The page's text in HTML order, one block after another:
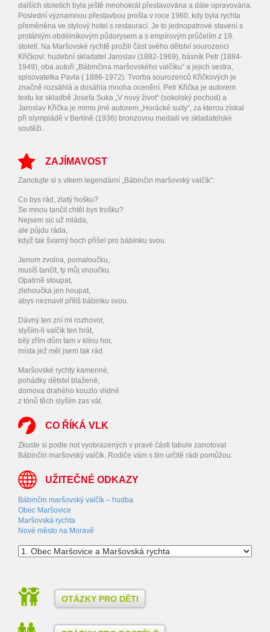
dalších stoletích byla ještě mnohokrát přestavována a dále opravována.
Poslední významnou přestavbou prošla v roce 1960, kdy byla rychta
přeměněna ve stylový hotel s restaurací. Je to jednopatrové stavení s
protáhlým obdélníkovým půdorysem a s empírovým průčelím z 19.
století. Na Maršovské rychtě prožili část svého dětství sourozenci
Křičkovi: hudební skladatel Jaroslav (1882-1969), básník Petr (1884-
1949), oba autoři „Bábinčina maršovského valčíku“ a jejich sestra,
spisovatelka Pavla ( 1886-1972). Tvorba sourozenců Křičkových je
značně rozsáhlá a dosáhla mnoha ocenění. Petr Křička je autorem
textu ke skladbě Josefa Suka „V nový život“ (sokolský pochod) a
Jaroslav Křička je mimo jiné autorem „Horácké suity“, za kterou získal
při olympiádě v Berlíně (1936) bronzovou medaili ve skladatelské
soutěži.
ZAJÍMAVOST
Zanotujte si s vlkem legendární „Bábinčin maršovský valčík“:
Co bys rád, zlatý hošku?
Se mnou tančit chtěl bys trošku?
Nejsem sic už mláda,
ale půjdu ráda,
když tak švarný hoch přišel pro bábinku svou.
Jenom zvolna, pomaloučku,
musíš tančit, ty můj vnoučku.
Opatrně stoupat,
zlehoučka jen houpat,
abys neznavil příliš bábinku svou.
Dávný ten zní mi rozhovor,
slyším-li valčík ten hrát,
bílý zřím dům tam v klínu hor,
místa jež měl jsem tak rád.
Maršovské rychty kamenné,
pohádky dětství blažené,
domova drahého kouzlo vlídné
z tónů těch slyším zas vát.
CO ŘÍKÁ VLK
Zkuste si podle not vyobrazených v pravé části tabule zanotovat
Bábinčin maršovský valčík. Rodiče vám s tím určitě rádi pomůžou.
UŽITEČNÉ ODKAZY
Bábinčin maršovský valčík – hudba
Obec Maršovice
Maršovská rychta
Nové město na Moravě
OTÁZKY PRO DĚTI